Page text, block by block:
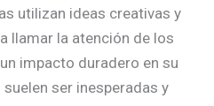
utilizan ideas creativas y
llamar la atención de los
impacto duradero en su
ser inesperadas y